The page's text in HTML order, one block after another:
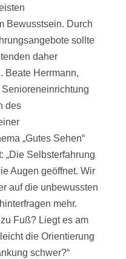
Bewusstsein. Durch
sollte
daher
Beate Herrmann,
des
„Gutes Sehen“
„Die Selbsterfahrung
Augen geöffnet. Wir
auf die unbewussten
mehr.
Fuß? Liegt es am
die Orientierung
schwer?“